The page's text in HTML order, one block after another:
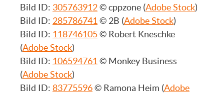
Bild ID: 305763912© cppzone (Adobe Stock)
Bild ID: 285786741 © 2B (Adobe Stock)
Bild ID: 118746105© Robert Kneschke
(Adobe Stock)
Bild ID: 106594761 © Monkey Business
(Adobe Stock)
Bild ID: 83775596© Ramona Heim (Adobe